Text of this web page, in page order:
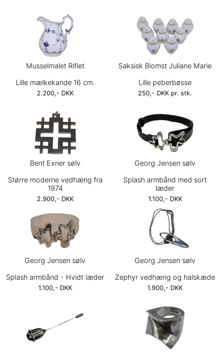
Musselmalet Riflet
Lille mælkekande 16 cm.
2.200,- DKK
Saksisk Blomst Juliane Marie
Lille peberbøsse
250,- DKK pr. stk.
Bent Exner sølv
Større moderne vedhæng fra
1974
2.900,- DKK
Georg Jensen sølv
Splash armbånd med sort
læder
1.100,- DKK
Georg Jensen sølv
Splash armbånd - Hvidt læder
1.100,- DKK
Georg Jensen sølv
Zephyr vedhæng og halskæde
1.900,- DKK